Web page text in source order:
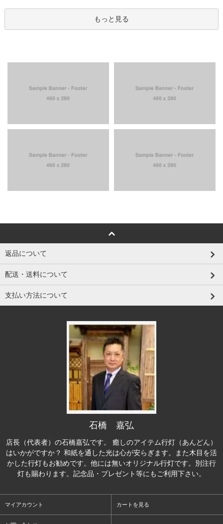
もっと見る
返品について
配送・送料について
支払い方法について
石橋 嘉弘
店長（代表者）の石橋嘉弘です。 癒しのアイテム行灯（あんどん）
はいかがですか？ 和紙を通した光は心が安らぎます。また木目を活
かした行灯もお勧めです。他には無いオリジナル行灯です。別注行
灯も賜わります。記念品・プレゼント等にもご利用下さい。
マイアカウント カートを見る